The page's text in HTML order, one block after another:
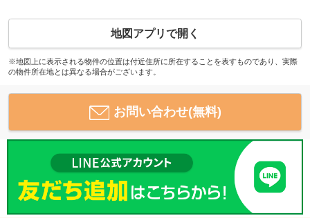
地図アプリで開く
※地図上に表示される物件の位置は付近住所に所在することを表すものであり、実際
の物件所在地とは異なる場合がございます。
お問い合わせ(無料)